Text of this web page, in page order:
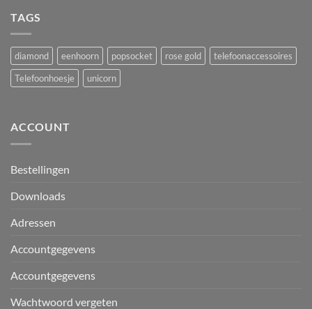
TAGS
diamond eenhoorn popsocket rose gold
telefoonaccessoires
Telefoonhoesje
unicorn
ACCOUNT
Bestellingen
Downloads
Adressen
Accountgegevens
Accountgegevens
Wachtwoord vergeten